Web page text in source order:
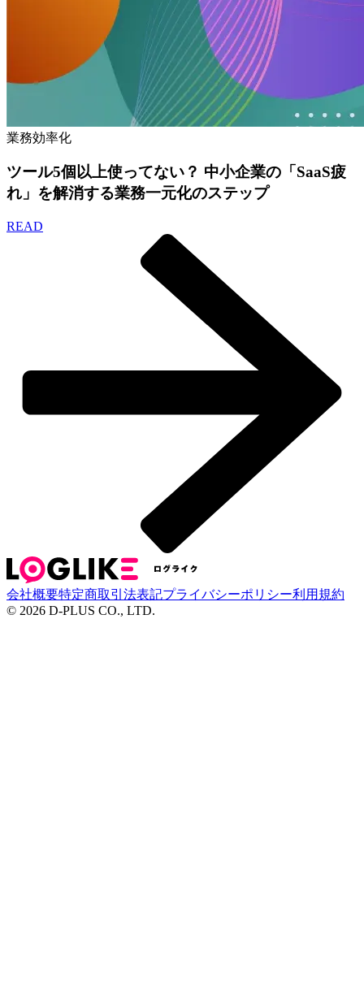
業務効率化
ツール5個以上使ってない？ 中小企業の「SaaS疲
れ」を解消する業務一元化のステップ
READ
会社概要特定商取引法表記プライバシーポリシー利用規約
© 2026 D-PLUS CO., LTD.